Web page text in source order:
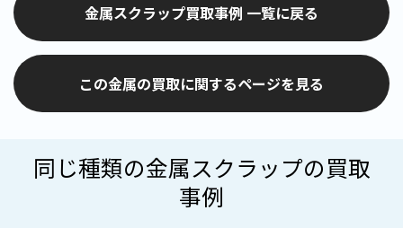
金属スクラップ買取事例 一覧に戻る
この金属の買取に関するページを見る
同じ種類の金属スクラップの買取
事例